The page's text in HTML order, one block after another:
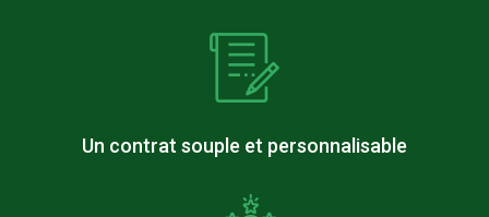
Un contrat souple et personnalisable